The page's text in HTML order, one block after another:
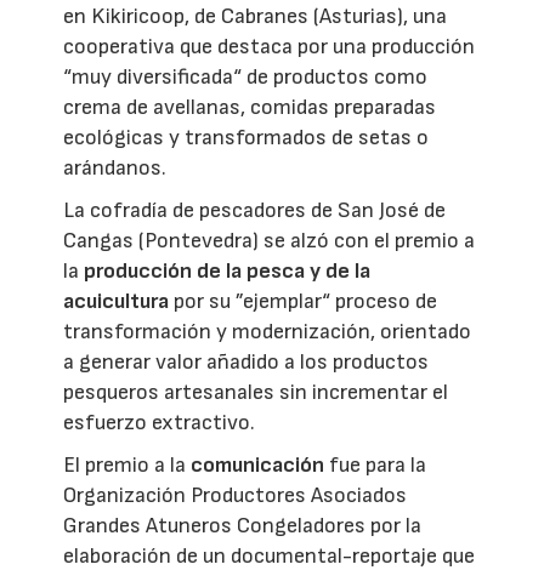
en Kikiricoop, de Cabranes (Asturias), una
cooperativa que destaca por una producción
“muy diversificada“ de productos como
crema de avellanas, comidas preparadas
ecológicas y transformados de setas o
arándanos.
La cofradía de pescadores de San José de
Cangas (Pontevedra) se alzó con el premio a
la producción de la pesca y de la
acuicultura por su ”ejemplar“ proceso de
transformación y modernización, orientado
a generar valor añadido a los productos
pesqueros artesanales sin incrementar el
esfuerzo extractivo.
El premio a la comunicación fue para la
Organización Productores Asociados
Grandes Atuneros Congeladores por la
elaboración de un documental-reportaje que